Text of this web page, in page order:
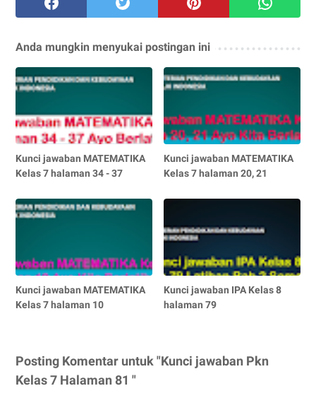
Anda mungkin menyukai postingan ini
Kunci jawaban MATEMATIKA
Kelas 7 halaman 34 - 37
Kunci jawaban MATEMATIKA
Kelas 7 halaman 20, 21
Kunci jawaban MATEMATIKA
Kelas 7 halaman 10
Kunci jawaban IPA Kelas 8
halaman 79
Posting Komentar untuk "Kunci jawaban Pkn
Kelas 7 Halaman 81 "